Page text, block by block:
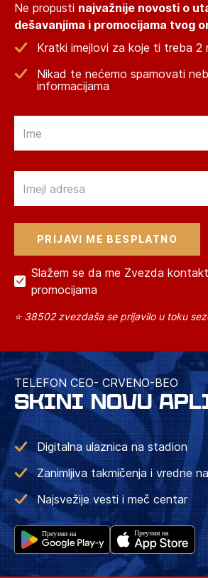
Ne propusti najvažnije novosti o
dešavanjima i promocijama tvog
Kratki imejlovi za koje ti treba 2
Nikad te nećemo spamovati
informacijama
Slažem se da me Zvezda
promocijama
⭐ 38502 zvezdaša se prijavilo u toku
TELEFON CEO- CRVENO-BEO
SKINI NOVU
Digitalna ulaznica na stadion
Zanimljiva takmičenja i vredne
Najsvežije vesti i meč centar